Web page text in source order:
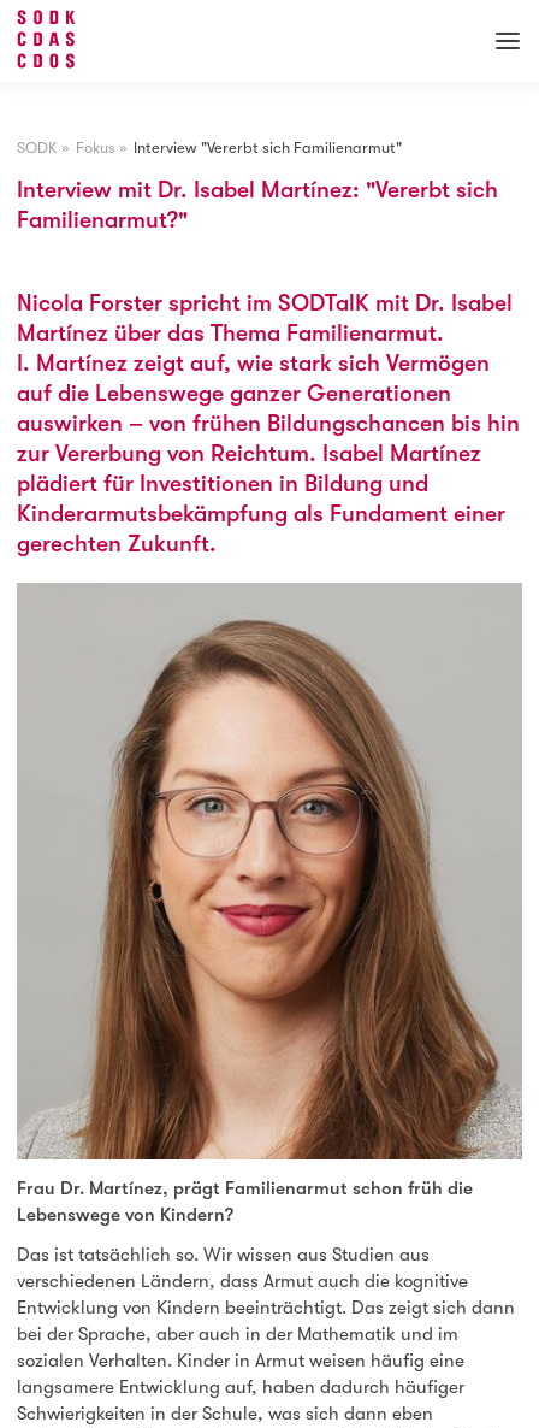
SODK » Fokus » Interview "Vererbt sich Familienarmut"
Interview mit Dr. Isabel Martínez: "Vererbt sich
Familienarmut?"
Nicola Forster spricht im SODTalK mit Dr. Isabel
Martínez über das Thema Familienarmut.
I. Martínez zeigt auf, wie stark sich Vermögen
auf die Lebenswege ganzer Generationen
auswirken – von frühen Bildungschancen bis hin
zur Vererbung von Reichtum. Isabel Martínez
plädiert für Investitionen in Bildung und
Kinderarmutsbekämpfung als Fundament einer
gerechten Zukunft.
Frau Dr. Martínez, prägt Familienarmut schon früh die
Lebenswege von Kindern?
Das ist tatsächlich so. Wir wissen aus Studien aus
verschiedenen Ländern, dass Armut auch die kognitive
Entwicklung von Kindern beeinträchtigt. Das zeigt sich dann
bei der Sprache, aber auch in der Mathematik und im
sozialen Verhalten. Kinder in Armut weisen häufig eine
langsamere Entwicklung auf, haben dadurch häufiger
Schwierigkeiten in der Schule, was sich dann eben